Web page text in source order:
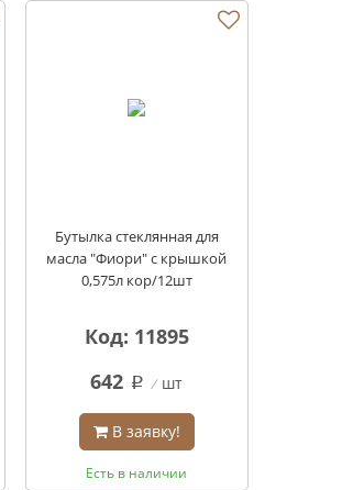
Бутылка стеклянная для
масла "Фиори" с крышкой
0,575л кор/12шт
Код: 11895
642 q шт
В заявку!
Есть в наличии